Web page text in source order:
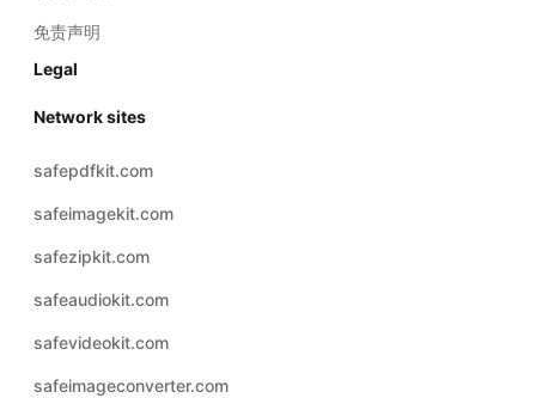
免责声明
Legal
Network sites
safepdfkit.com
safeimagekit.com
safezipkit.com
safeaudiokit.com
safevideokit.com
safeimageconverter.com